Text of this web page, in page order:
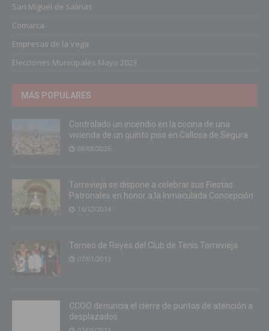
San Miguel de Salinas
Comarca
Empresas de la Vega
Elecciones Municipales Mayo 2023
MÁS POPULARES
Controlado un incendio en la cocina de una
vivienda de un quinto piso en Callosa de Segura
08/08/2026
Torrevieja se dispone a celebrar sus Fiestas
Patronales en honor a la Inmaculada Concepción
16/12/2014
Torneo de Reyes del Club de Tenis Torrevieja
07/01/2013
CCOO denuncia el cierre de puntos de atención a
desplazados